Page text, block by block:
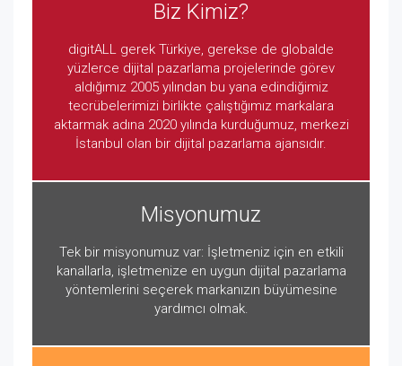
Biz Kimiz?
digitALL gerek Türkiye, gerekse de globalde
yüzlerce dijital pazarlama projelerinde görev
aldığımız 2005 yılından bu yana edindiğimiz
tecrübelerimizi birlikte çalıştığımız markalara
aktarmak adına 2020 yılında kurduğumuz, merkezi
İstanbul olan bir dijital pazarlama ajansıdır.
Misyonumuz
Tek bir misyonumuz var: İşletmeniz için en etkili
kanallarla, işletmenize en uygun dijital pazarlama
yöntemlerini seçerek markanızın büyümesine
yardımcı olmak.